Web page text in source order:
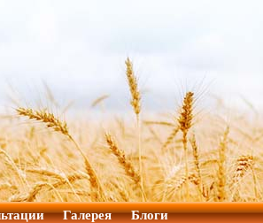
Галерея Блоги